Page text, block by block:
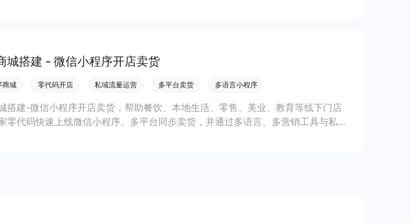
城搭建 - 微信小程序开店卖货
商城 零代码开店 私域流量运营 多平台卖货 多语言小程序
搭建-微信小程序开店卖货，帮助餐饮、本地生活、零售、美业、教育等线下门店
零代码快速上线微信小程序、多平台同步卖货，并通过多语言、多营销工具与私域